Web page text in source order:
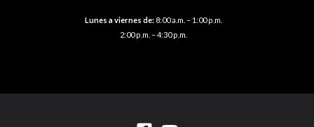
Lunes a viernes de: 8:00 a.m. – 1:00 p.m.
2:00 p.m. – 4:30 p.m.